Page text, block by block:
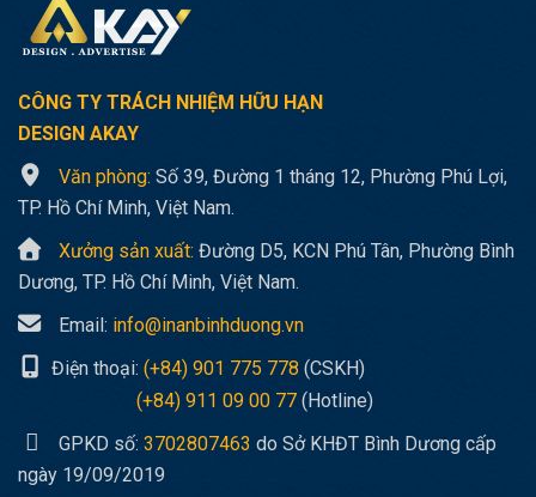
CÔNG TY TRÁCH NHIỆM HỮU HẠN
DESIGN AKAY
Văn phòng: Số 39, Đường 1 tháng 12, Phường Phú Lợi,
TP. Hồ Chí Minh, Việt Nam.
Xưởng sản xuất: Đường D5, KCN Phú Tân, Phường Bình
Dương, TP. Hồ Chí Minh, Việt Nam.
Email: info@inanbinhduong.vn
Điện thoại: (+84) 901 775 778 (CSKH)
(+84) 911 09 00 77 (Hotline)
GPKD số: 3702807463 do Sở KHĐT Bình Dương cấp
ngày 19/09/2019